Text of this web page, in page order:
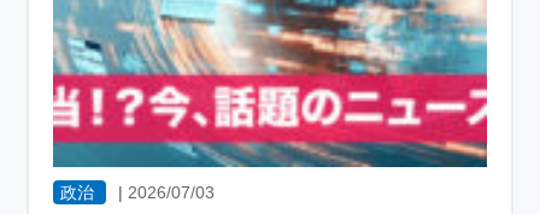
政治 | 2026/07/03